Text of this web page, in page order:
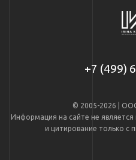
+7 (499)
© 2005-2026 |
Информация на сайте не
и цитирование только с